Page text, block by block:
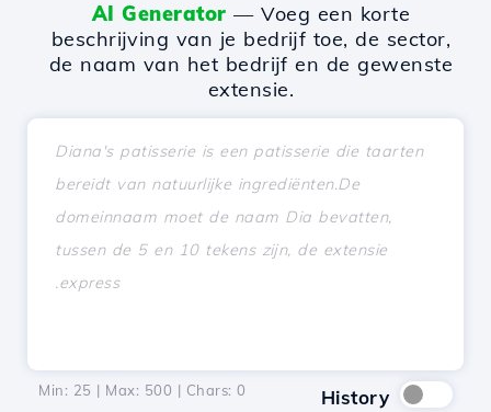
AI Generator — Voeg een korte
beschrijving van je bedrijf toe, de sector,
de naam van het bedrijf en de gewenste
extensie.
Min: 25 | Max: 500 | Chars: 0 History